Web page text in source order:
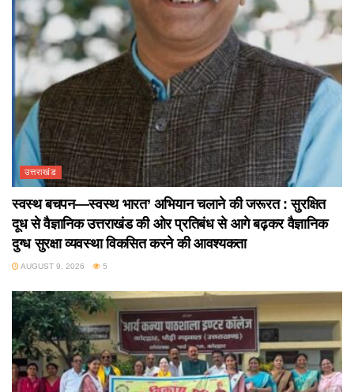
उत्तराखंड
स्वस्थ बचपन—स्वस्थ भारत’ अभियान चलाने की जरूरत : सुरक्षित
दूध से वैज्ञानिक उत्तराखंड की ओर प्रतिबंध से आगे बढ़कर वैज्ञानिक
दुग्ध सुरक्षा व्यवस्था विकसित करने की आवश्यकता
AUGUST 9, 2026 5